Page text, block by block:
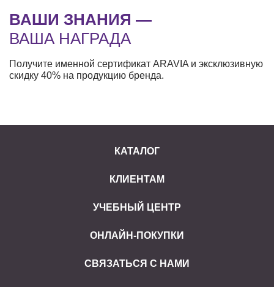
ВАШИ ЗНАНИЯ —
ВАША НАГРАДА
Получите именной сертификат ARAVIA и эксклюзивную
скидку 40% на продукцию бренда.
КАТАЛОГ
КЛИЕНТАМ
УЧЕБНЫЙ ЦЕНТР
ОНЛАЙН-ПОКУПКИ
СВЯЗАТЬСЯ С НАМИ